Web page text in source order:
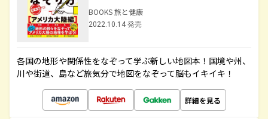
BOOKS 旅と健康
2022.10.14 発売
各国の地形や関係性をなぞって学ぶ新しい地図本！国境や州、
川や街道、島など旅気分で地図をなぞって脳もイキイキ！
詳細を見る